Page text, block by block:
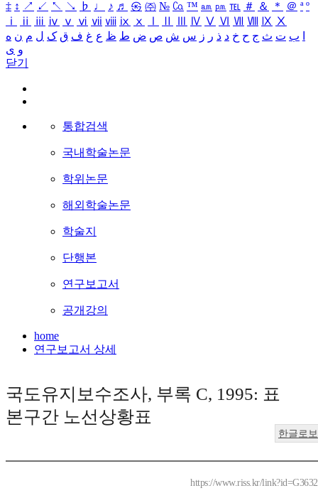
‡ ↕ ↗ ↙ ↖ ↘ ♭ ♩ ♪ ♬ ㉿ ㈜ № ㏇ ™ ㏂ ㏘ ℡ ＃ ＆ ＊ ＠ ª º
ⅰ
ⅱ ⅲ ⅳ ⅴ ⅵ ⅶ ⅷ ⅸ ⅹ Ⅳ Ⅴ Ⅵ Ⅶ Ⅷ Ⅸ Ⅹ
ب ت ث ج ح خ د ذ ر ز س ش ص ض ط ظ ع غ ف ق ک ل م ن ه
و ی
닫기
통합검색
국내학술논문
학위논문
해외학술논문
학술지
단행본
연구보고서
공개강의
home
연구보고서 상세
국도유지보수조사, 부록 C, 1995: 표
본구간 노선상황표
한글로
https://www.riss.kr/